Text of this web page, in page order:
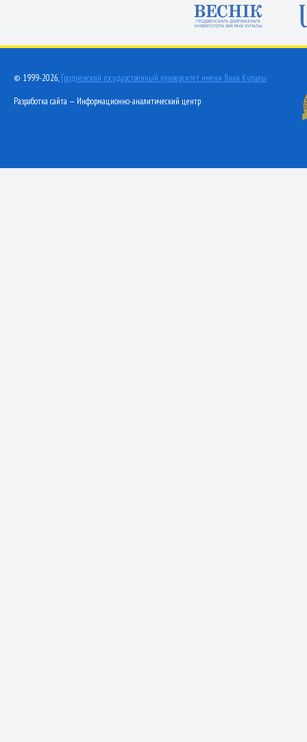
© 1999-2026, Гродненский государственный университет имени Янки Купалы
Разработка сайта — Информационно-аналитический центр